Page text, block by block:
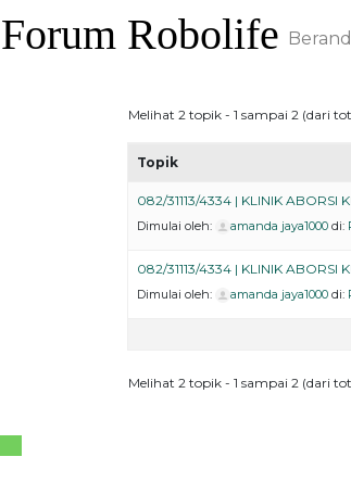
to
Forum Robolife
Melihat 2 topik - 1 sampai 2 (dari
Topik
082/31113/4334 | KLINIK ABORSI
Dimulai oleh: amanda jaya1000 di:
082/31113/4334 | KLINIK ABORSI
Dimulai oleh: amanda jaya1000 di:
Melihat 2 topik - 1 sampai 2 (dari